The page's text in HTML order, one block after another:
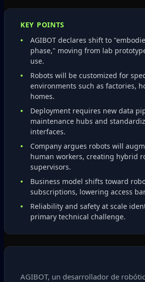
KEY POINTS
AGIBOT declares shift to
phase," moving from lab
use.
Robots will be customized for
environments such as factories,
homes.
Deployment requires new data
maintenance hubs and
interfaces.
Company argues robots will
human workers, creating hybrid
supervisors.
Business model shifts toward
subscriptions, lowering access
Reliability and safety at scale
primary technical challenge.
AGIBOT, un desarrollador de